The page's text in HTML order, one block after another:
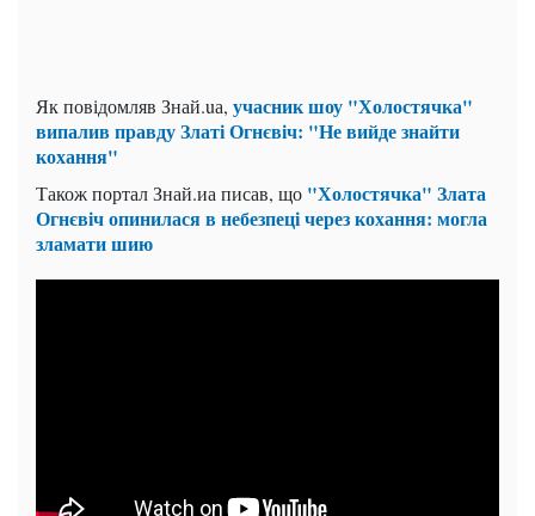
Як повідомляв Знай.uа, учасник шоу "Холостячка"
випалив правду Златі Огнєвіч: "Не вийде знайти
кохання"
Також портал Знай.иа писав, що "Холостячка" Злата
Огнєвіч опинилася в небезпеці через кохання: могла
зламати шию